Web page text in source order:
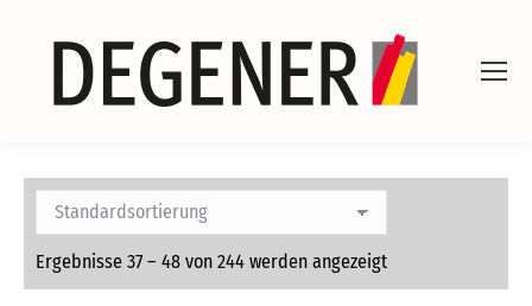
Ergebnisse 37 – 48 von 244 werden angezeigt